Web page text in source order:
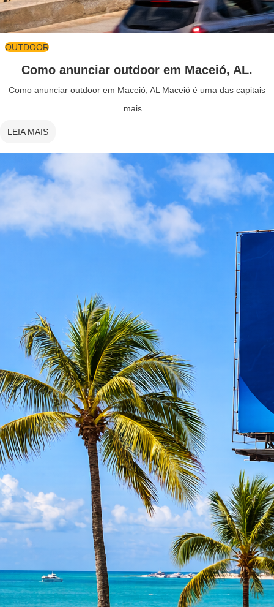
OUTDOOR
Como anunciar outdoor em Maceió, AL.
Como anunciar outdoor em Maceió, AL Maceió é uma das capitais
mais…
LEIA MAIS